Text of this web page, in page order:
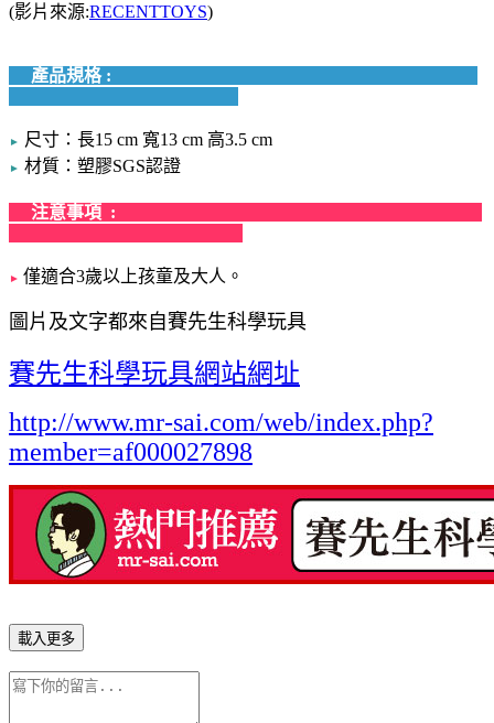
(影片來源:RECENTTOYS)
產品規格 :
► 尺寸：長15 cm 寬13 cm 高3.5 cm
► 材質：塑膠SGS認證
注意事項 :
► 僅適合3歲以上孩童及大人。
圖片及文字都來自賽先生科學玩具
賽先生科學玩具網站網址
http://www.mr-sai.com/web/index.php?
member=af000027898
載入更多